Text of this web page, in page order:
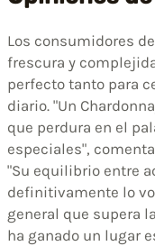
Los consumidores
frescura y
perfecto tanto para
diario. "Un
que perdura en el
especiales",
"Su equilibrio entre
definitivamente lo
general que supera
ha ganado un lugar